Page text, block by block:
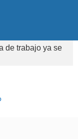
de trabajo ya se